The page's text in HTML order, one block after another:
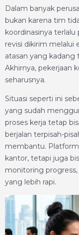
Dalam banyak
bukan karena tim
koordinasinya terlalu
revisi dikirim melalui
atasan yang kadang
Akhirnya, pekerjaan
seharusnya.
Situasi seperti ini
yang sudah
proses kerja tetap
berjalan terpisah-
membantu. Platform
kantor, tetapi juga
monitoring
yang lebih rapi.